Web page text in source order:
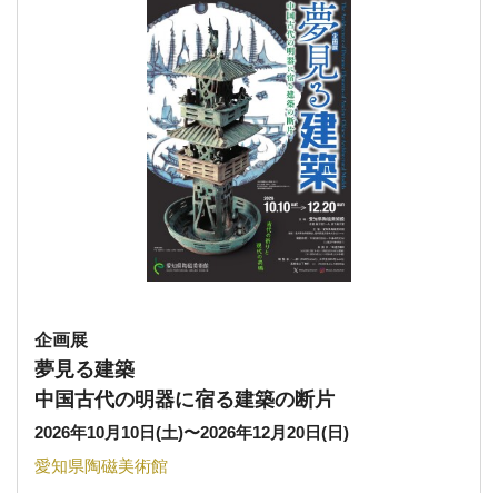
企画展
夢見る建築
中国古代の明器に宿る建築の断片
2026年10月10日(土)〜2026年12月20日(日)
愛知県陶磁美術館